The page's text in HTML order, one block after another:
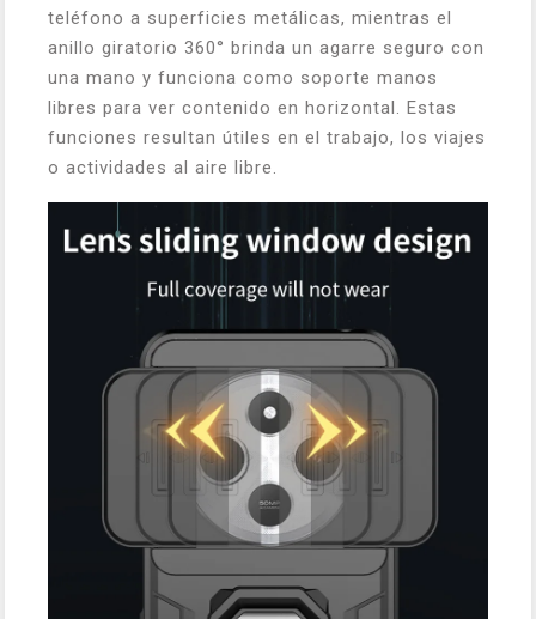
teléfono a superficies metálicas, mientras el
anillo giratorio 360° brinda un agarre seguro con
una mano y funciona como soporte manos
libres para ver contenido en horizontal. Estas
funciones resultan útiles en el trabajo, los viajes
o actividades al aire libre.